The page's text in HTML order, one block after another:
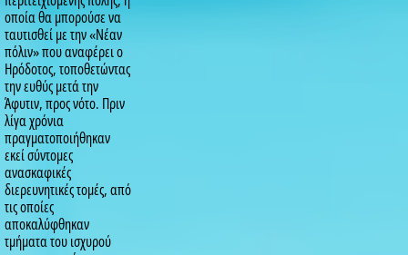
οποία θα μπορούσε να
ταυτισθεί με την «Νέαν
πόλιν» που αναφέρει ο
Ηρόδοτος, τοποθετώντας
την ευθύς μετά την
Άφυτιν, προς νότο. Πριν
λίγα χρόνια
πραγματοποιήθηκαν
εκεί σύντομες
ανασκαφικές
διερευνητικές τομές, από
τις οποίες
αποκαλύφθηκαν
τμήματα του ισχυρού